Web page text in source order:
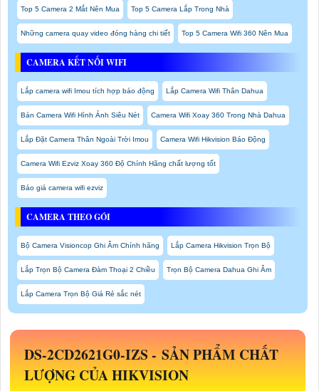
Top 5 Camera 2 Mắt Nên Mua Top 5 Camera Lắp Trong Nhà
Những camera quay video đóng hàng chi tiết Top 5 Camera Wifi 360 Nên Mua
CAMERA KẾT NỐI WIFI
Lắp camera wifi Imou tích hợp báo động Lắp Camera Wifi Thân Dahua
Bán Camera Wifi Hình Ảnh Siêu Nét Camera Wifi Xoay 360 Trong Nhà Dahua
Lắp Đặt Camera Thân Ngoài Trời Imou Camera Wifi Hikvision Báo Động
Camera Wifi Ezviz Xoay 360 Độ Chính Hãng chất lượng tốt
Báo giá camera wifi ezviz
CAMERA THEO GÓI
Bộ Camera Visioncop Ghi Âm Chính hãng Lắp Camera Hikvision Trọn Bộ
Lắp Trọn Bộ Camera Đàm Thoại 2 Chiều Trọn Bộ Camera Dahua Ghi Âm
Lắp Camera Trọn Bộ Giá Rẻ sắc nét
DS-2CD2621G0-IZS - SẢN PHẨM CHẤT
LƯỢNG CỦA HIKVISION